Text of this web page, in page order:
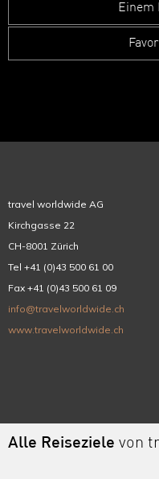
Einem
travel worldwide AG
Kirchgasse 22
CH-8001 Zürich
Tel +41 (0)43 500 61 00
Fax +41 (0)43 500 61 09
info@travelworldwide.ch
www.travelworldwide.ch
Alle Reiseziele von